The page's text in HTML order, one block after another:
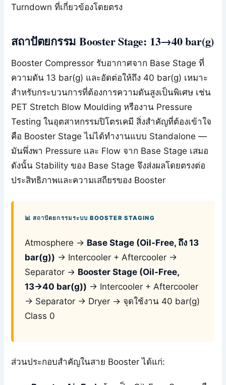
Turndown ที่เกี่ยวข้องโดยตรง
สถาปัตยกรรม Booster Stage: 13→40 bar(g)
Booster Compressor รับอากาศจาก Base Stage ที่
ความดัน 13 bar(g) และอัดต่อให้ถึง 40 bar(g) เหมาะ
สำหรับกระบวนการที่ต้องการความดันสูงเป็นพิเศษ เช่น
PET Stretch Blow Moulding หรืองาน Pressure
Testing ในอุตสาหกรรมปิโตรเคมี สิ่งสำคัญที่ต้องเข้าใจ
คือ Booster Stage ไม่ได้ทำงานแบบ Standalone —
มันพึ่งพา Pressure และ Flow จาก Base Stage เสมอ
ดังนั้น Stability ของ Base Stage จึงส่งผลโดยตรงต่อ
ประสิทธิภาพและความเสถียรของ Booster
📊 สถาปัตยกรรมระบบ BOOSTER STAGING
Atmosphere → Base Stage (Oil-Free, ถึง 13
bar(g)) → Intercooler + Aftercooler →
Separator → Booster Stage (Oil-Free,
13→40 bar(g)) → Intercooler + Aftercooler
→ Separator → Dryer → จุดใช้งาน 40 bar(g)
Class 0
ส่วนประกอบสำคัญในสาย Booster ได้แก่: